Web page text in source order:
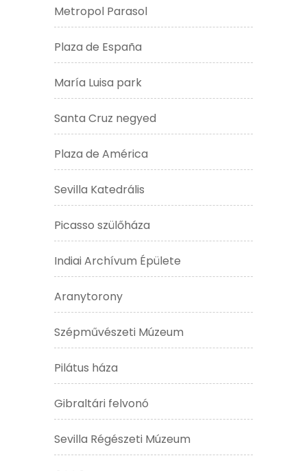
Metropol Parasol
Plaza de España
María Luisa park
Santa Cruz negyed
Plaza de América
Sevilla Katedrális
Picasso szülőháza
Indiai Archívum Épülete
Aranytorony
Szépművészeti Múzeum
Pilátus háza
Gibraltári felvonó
Sevilla Régészeti Múzeum